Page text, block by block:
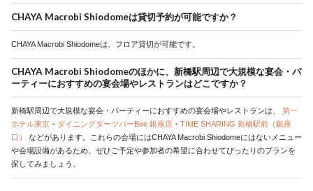
CHAYA Macrobi Shiodomeは貸切予約が可能ですか？
CHAYA Macrobi Shiodomeは、フロア貸切が可能です。
CHAYA Macrobi Shiodomeのほかに、新橋駅周辺で大規模な宴会・パ
ーティーにおすすめの宴会場やレストランはどこですか？
新橋駅周辺で大規模な宴会・パーティーにおすすめの宴会場やレストランは、 第一
ホテル東京 ・ ダイニングダーツバーBee 銀座店 ・ TIME SHARING 新橋駅前（銀座
口）
などがあります。これらの会場にはCHAYA Macrobi Shiodomeにはないメニュー
や会場設備があるため、ぜひご予定や参加者の希望に合わせてぴったりのプランを
探してみましょう。